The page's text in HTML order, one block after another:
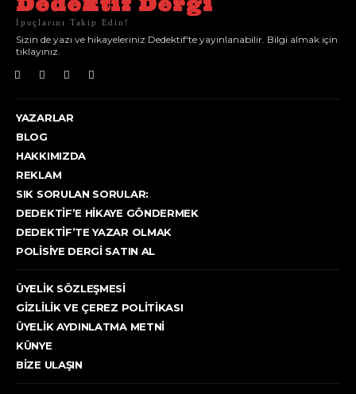
İpuçlarını Takip Edin!
Sizin de yazı ve hikayeleriniz Dedektif'te yayınlanabilir. Bilgi almak için
tıklayınız.
YAZARLAR
BLOG
HAKKIMIZDA
REKLAM
SIK SORULAN SORULAR:
DEDEKTIF’E HIKAYE GÖNDERMEK
DEDEKTIF’TE YAZAR OLMAK
POLISIYE DERGI SATIN AL
ÜYELIK SÖZLEŞMESI
GIZLILIK VE ÇEREZ POLITIKASI
ÜYELIK AYDINLATMA METNI
KÜNYE
BIZE ULAŞIN